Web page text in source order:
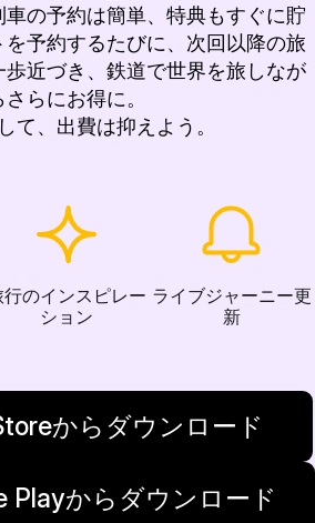
の予約は簡単、特典もすぐに貯
を予約するたびに、次回以降の旅
近づき、鉄道で世界を旅しなが
さらにお得に。
て、出費は抑えよう。
行のインスピレー
ション
ライブジャーニー更
新
からダウンロード
Playからダウンロード